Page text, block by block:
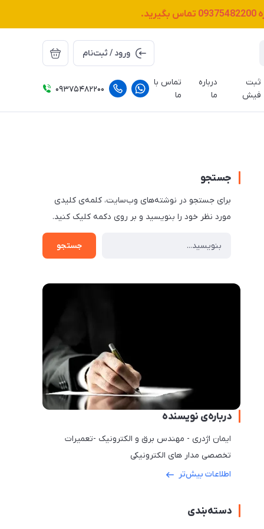
09375482200 تماس بگیرید.
ورود / ثبت‌نام
ثبت
فیش
درباره
ما
تماس با
ما
09375482200
جستجو
برای جستجو در نوشته‌های وب‌سایت، کلمه‌ی کلیدی
مورد نظر خود را بنویسید و بر روی دکمه کلیک کنید.
جستجو
درباره‌ی نویسنده
ایمان اژدری - مهندس برق و الکترونیک -تعمیرات
تخصصی مدار های الکترونیکی
اطلاعات بیش‌تر
دسته‌بندی